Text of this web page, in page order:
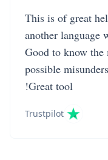
This is of great
another language
Good to know the
possible
Great tool!
Trustpilot